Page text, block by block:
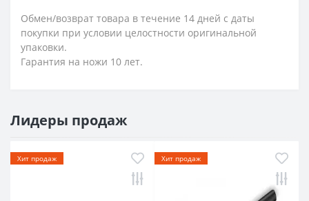
Обмен/возврат товара в течение 14 дней с даты
покупки при условии целостности оригинальной
упаковки.
Гарантия на ножи 10 лет.
Лидеры продаж
Хит продаж Хит продаж